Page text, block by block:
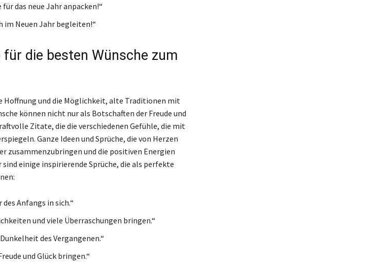
für das neue Jahr anpacken!“
im Neuen Jahr begleiten!“
die besten Wünsche zum
Hoffnung und die Möglichkeit, alte Traditionen mit
können nicht nur als Botschaften der Freude und
Zitate, die die verschiedenen Gefühle, die mit
Ganze Ideen und Sprüche, die von Herzen
zusammenzubringen und die positiven Energien
einige inspirierende Sprüche, die als perfekte
Anfangs in sich.“
und viele Überraschungen bringen.“
des Vergangenen.“
und Glück bringen.“